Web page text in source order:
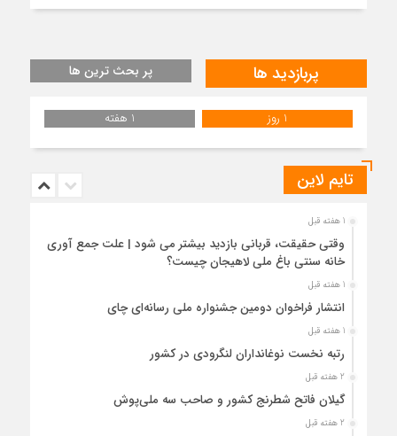
پربازدید ها پر بحث ترین ها
1 روز 1 هفته
تایم لاین
1 هفته قبل
وقتی حقیقت، قربانی بازدید بیشتر می شود | علت جمع آوری
خانه سنتی باغ ملی لاهیجان چیست؟
1 هفته قبل
انتشار فراخوان دومین جشنواره ملی رسانه‌ای چای
1 هفته قبل
رتبه نخست نوغانداران لنگرودی در کشور
2 هفته قبل
گیلان فاتح شطرنج کشور و صاحب سه ملی‌پوش
2 هفته قبل